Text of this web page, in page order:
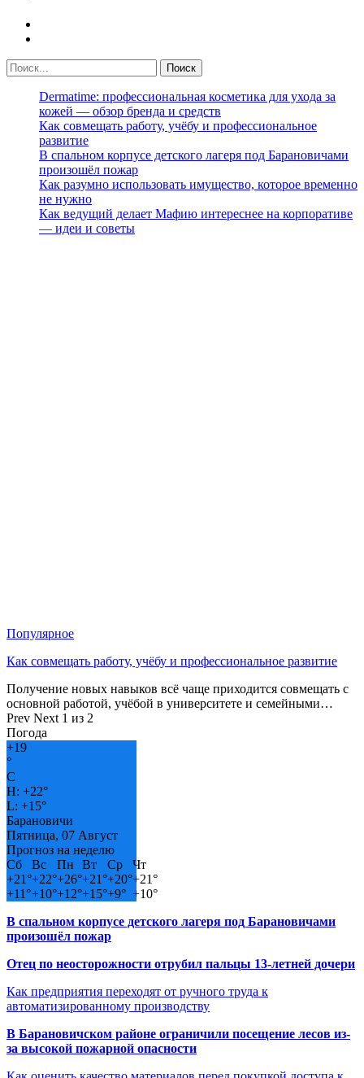
Dermatime: профессиональная косметика для ухода за
кожей — обзор бренда и средств
Как совмещать работу, учёбу и профессиональное
развитие
В спальном корпусе детского лагеря под Барановичами
произошёл пожар
Как разумно использовать имущество, которое временно
не нужно
Как ведущий делает Мафию интереснее на корпоративе
— идеи и советы
Популярное
Как совмещать работу, учёбу и профессиональное развитие
Получение новых навыков всё чаще приходится совмещать с
основной работой, учёбой в университете и семейными…
Prev Next 1 из 2
Погода
+19
°
C
H: +22°
L: +15°
Барановичи
Пятница, 07 Август
Прогноз на неделю
Сб
Вс Пн Вт Ср
Чт
+21°+22°+26°+21°+20°+21°
+11°+10°+12°+15°+9° +10°
В спальном корпусе детского лагеря под Барановичами
произошёл пожар
Отец по неосторожности отрубил пальцы 13-летней дочери
Как предприятия переходят от ручного труда к
автоматизированному производству
В Барановичском районе ограничили посещение лесов из-
за высокой пожарной опасности